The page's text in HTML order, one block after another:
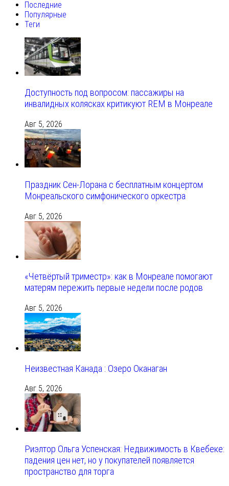
Последние
Популярные
Теги
Доступность под вопросом: пассажиры на
инвалидных колясках критикуют REM в Монреале
Авг 5, 2026
Праздник Сен-Лорана с бесплатным концертом
Монреальского симфонического оркестра
Авг 5, 2026
«Четвёртый триместр»: как в Монреале помогают
матерям пережить первые недели после родов
Авг 5, 2026
Неизвестная Канада : Озеро Оканаган
Авг 5, 2026
Риэлтор Ольга Успенская: Недвижимость в Квебеке:
падения цен нет, но у покупателей появляется
пространство для торга